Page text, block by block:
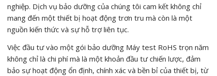
nghiệp. Dịch vụ bảo dưỡng của chúng tôi cam kết không chỉ
mang đến một thiết bị hoạt động trơn tru mà còn là một
nguồn kiến thức và sự hỗ trợ liên tục.
Việc đầu tư vào một gói bảo dưỡng Máy test RoHS trọn năm
không chỉ là chi phí mà là một khoản đầu tư chiến lược, đảm
bảo sự hoạt động ổn định, chính xác và bền bỉ của thiết bị, từ